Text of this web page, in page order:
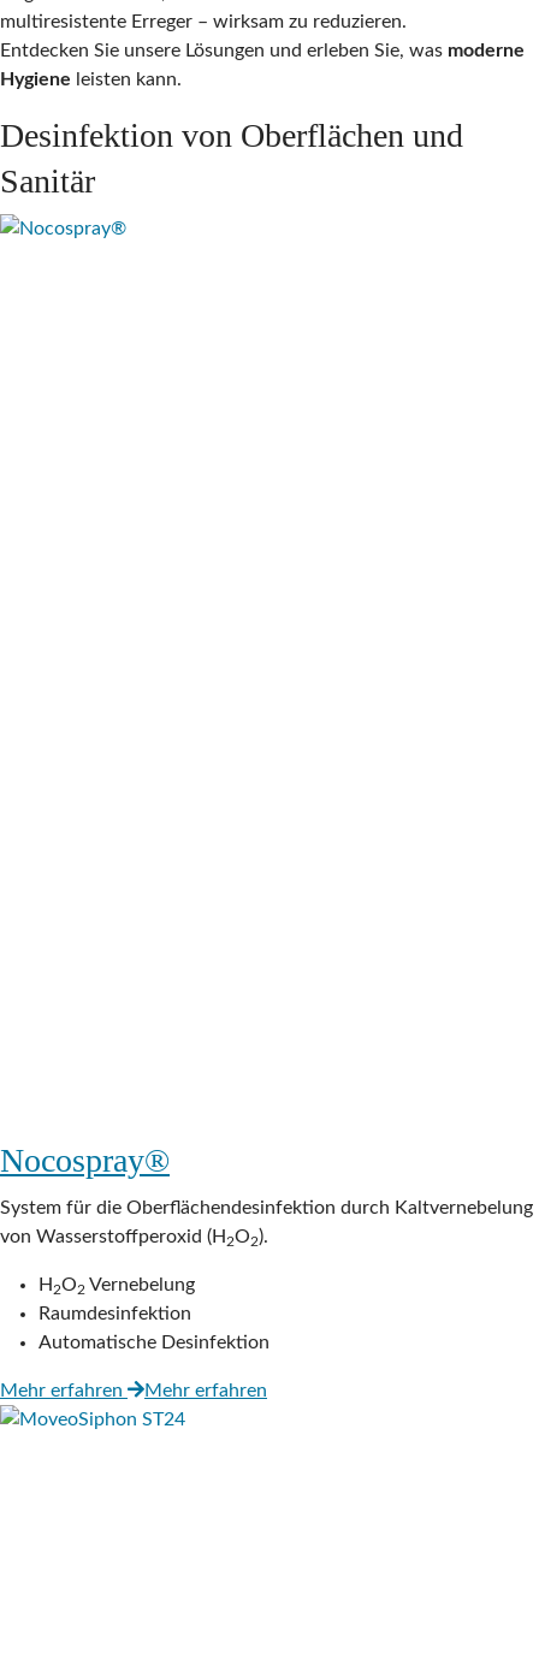
multiresistente Erreger – wirksam zu reduzieren.
Entdecken Sie unsere Lösungen und erleben Sie, was moderne
Hygiene leisten kann.
Desinfektion von Oberflächen und
Sanitär
Nocospray®
System für die Oberflächendesinfektion durch Kaltvernebelung
von Wasserstoff­peroxid (H 2O2).
H 2O2 Vernebelung
Raumdesinfektion
Automatische Desinfektion
Mehr erfahren Mehr erfahren